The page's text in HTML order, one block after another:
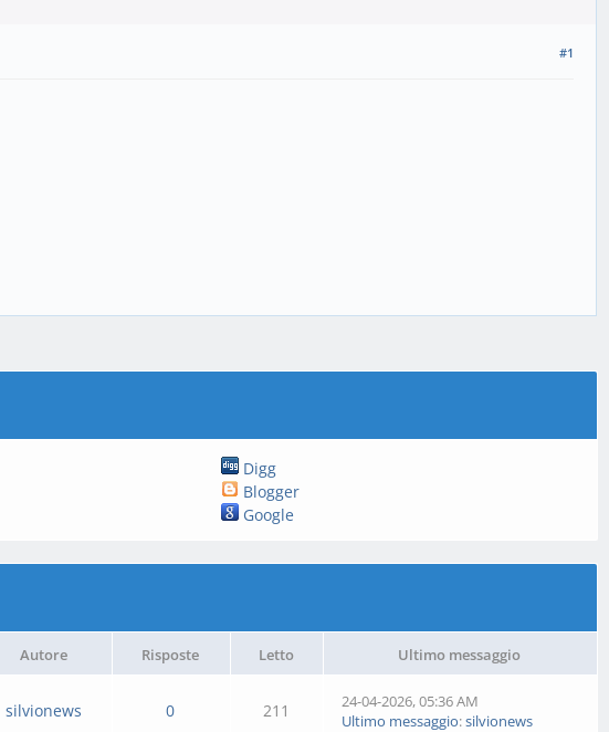
#1
Digg
Blogger
Google
Autore Risposte Letto Ultimo messaggio
silvionews 0 211
24-04-2026, 05:36 AM
Ultimo messaggio:silvionews